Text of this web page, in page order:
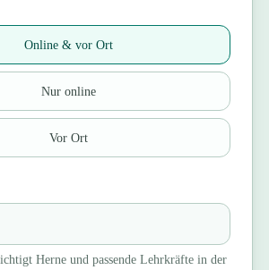
Online & vor Ort
Nur online
Vor Ort
Herne und passende Lehrkräfte in der